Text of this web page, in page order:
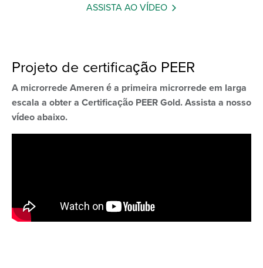
ASSISTA AO VÍDEO
Projeto de certificação PEER
A microrrede Ameren é a primeira microrrede em larga
escala a obter a Certificação PEER Gold. Assista a nosso
vídeo abaixo.